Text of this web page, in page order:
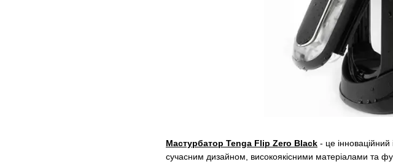
Мастурбатор Tenga Flip Zero Black - це
сучасним дизайном, високоякісними матеріалами та